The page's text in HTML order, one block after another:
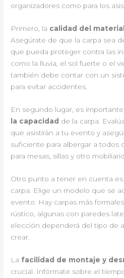
organizadores como para los
Primero, la calidad del material
Asegúrate de que la carpa sea
que pueda proteger contra las
como la lluvia, el sol fuerte o el
también debe contar con un
para evitar accidentes.
En segundo lugar, es
la capacidad de la carpa.
que asistirán a tu evento y
suficiente para albergar a todos
para mesas, sillas y otro
Otro punto a tener en cuenta
carpa. Elige un modelo que se
evento. Hay carpas más
rústico, algunas con paredes
elección dependerá del tipo de
crear.
La facilidad de montaje y
crucial. Infórmate sobre el